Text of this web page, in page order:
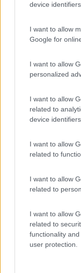
device
I want to allow
Google for
I want to allow
personalized
I want to allow
related to
device
I want to allow
related to
I want to allow
related to
I want to allow
related to
functionality
user protection.
Punto ristoro
suki
Il campeggio è
all'avanguardia,
altro la
che non c'era
perché c'è una
pecca è il
visitare nei
tantissime gite
loro, merita.
Accoglienza
Punto ristoro